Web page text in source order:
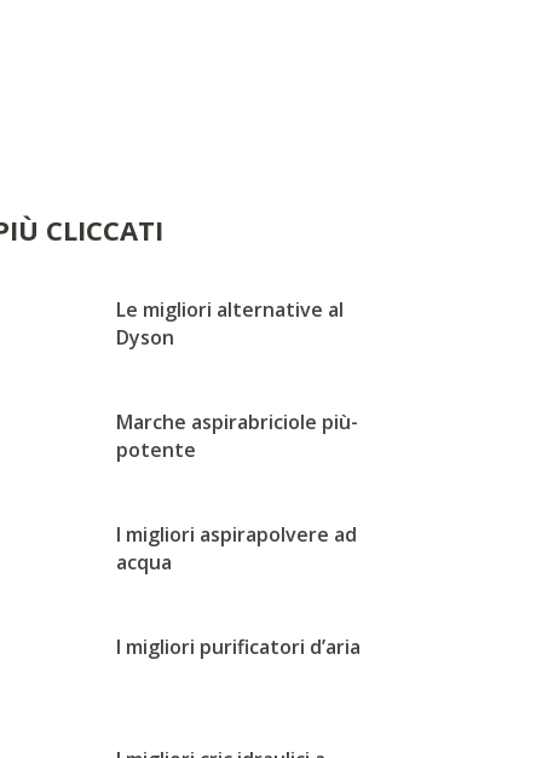
CLICCATI
Le migliori alternative al
Dyson
Marche aspirabriciole più-
potente
I migliori aspirapolvere ad
acqua
I migliori purificatori d’aria